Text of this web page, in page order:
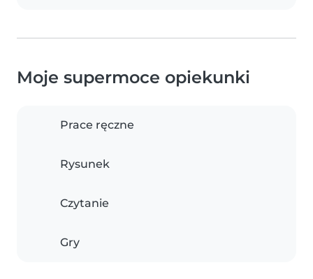
Moje supermoce opiekunki
Prace ręczne
Rysunek
Czytanie
Gry